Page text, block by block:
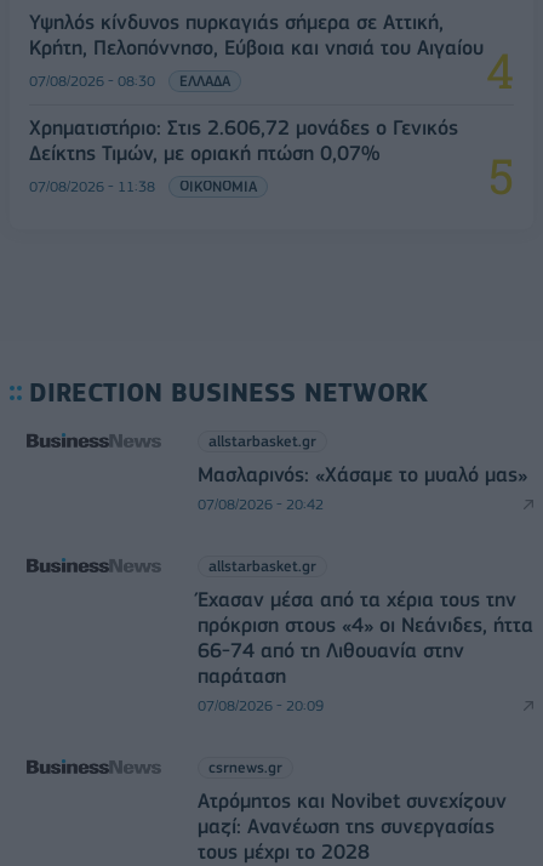
Υψηλός κίνδυνος πυρκαγιάς σήμερα σε Αττική,
Κρήτη, Πελοπόννησο, Εύβοια και νησιά του Αιγαίου
07/08/2026 - 08:30 ΕΛΛΑΔΑ
Χρηματιστήριο: Στις 2.606,72 μονάδες ο Γενικός
Δείκτης Τιμών, με οριακή πτώση 0,07%
07/08/2026 - 11:38 ΟΙΚΟΝΟΜΙΑ
DIRECTION BUSINESS NETWORK
allstarbasket.gr
Μασλαρινός: «Χάσαμε το μυαλό μας»
07/08/2026 - 20:42
allstarbasket.gr
Έχασαν μέσα από τα χέρια τους την
πρόκριση στους «4» οι Νεάνιδες, ήττα
66-74 από τη Λιθουανία στην
παράταση
07/08/2026 - 20:09
csrnews.gr
Ατρόμητος και Novibet συνεχίζουν
μαζί: Ανανέωση της συνεργασίας
τους μέχρι το 2028